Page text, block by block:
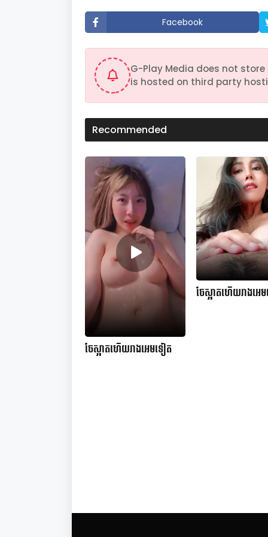
e
s
,
6
c
s
V
u
m
%
Facebook
G-Play Media does not
is hosted on third party
Recommended
ចែស្អាតហើយរាងអេមទៀត
ចែស្អាតហើយរាងអេ